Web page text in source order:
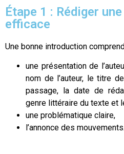
Étape 1 : Rédiger
efficace
Une bonne introduction
une présentation de
nom de l’auteur, le titre
passage, la date de
genre littéraire du texte et
une problématique claire,
l’annonce des mouvements.